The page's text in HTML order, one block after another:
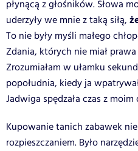
płynącą z głośników. Słowa
uderzyły we mnie z taką siłą,
To nie były myśli małego
Zdania, których nie miał
Zrozumiałam w ułamku
popołudnia, kiedy ja
Jadwiga spędzała czas z moim
Kupowanie tanich zabawek
rozpieszczaniem. Było